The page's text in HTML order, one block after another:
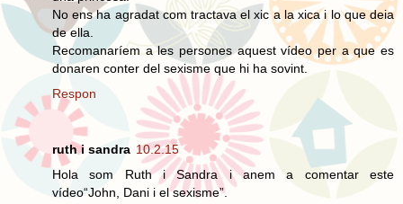
No ens ha agradat com tractava el xic a la xica i lo que deia
de ella.
Recomanaríem a les persones aquest vídeo per a que es
donaren conter del sexisme que hi ha sovint.
Respon
ruth i sandra 10.2.15
Hola som Ruth i Sandra i anem a comentar este
vídeo“John, Dani i el sexisme”.